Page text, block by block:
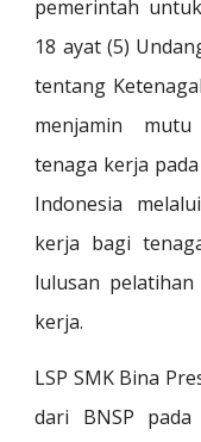
pemerintah
18 ayat (5)
tentang
menjamin
tenaga kerja
Indonesia
kerja bagi
lulusan
kerja.
LSP SMK Bina
dari BNSP